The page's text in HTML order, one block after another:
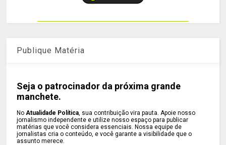
Publique Matéria
Seja o patrocinador da próxima grande
manchete.
NoAtualidade Política, sua contribuição vira pauta. Apoie nosso
jornalismo independente e utilize nosso espaço para publicar
matérias que você considera essenciais. Nossa equipe de
jornalistas cria o conteúdo, e você garante a visibilidade que o
assunto merece.